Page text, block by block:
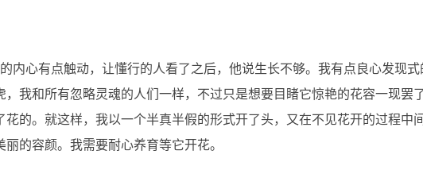
心有点触动，让懂行的人看了之后，他说生长不够。我有点良心发现式
，我和所有忽略灵魂的人们一样，不过只是想要目睹它惊艳的花容一现罢
花的。就这样，我以一个半真半假的形式开了头，又在不见花开的过程中
丽的容颜。我需要耐心养育等它开花。